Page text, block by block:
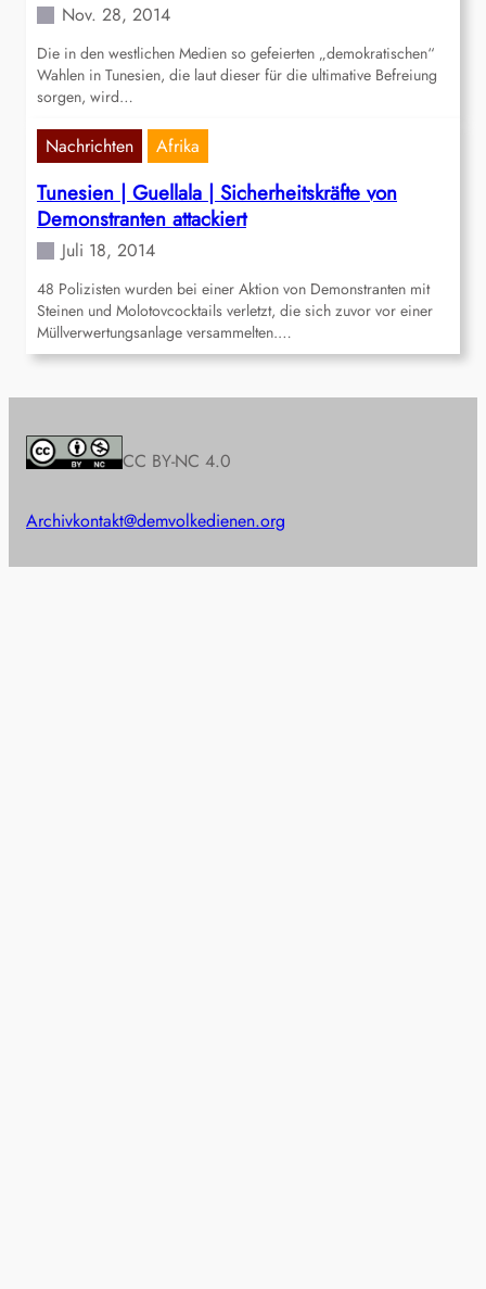
Nov. 28, 2014
Die in den westlichen Medien so gefeierten „demokratischen“
Wahlen in Tunesien, die laut dieser für die ultimative Befreiung
sorgen, wird…
Nachrichten Afrika
Tunesien | Guellala | Sicherheitskräfte von
Demonstranten attackiert
Juli 18, 2014
48 Polizisten wurden bei einer Aktion von Demonstranten mit
Steinen und Molotovcocktails verletzt, die sich zuvor vor einer
Müllverwertungsanlage versammelten.…
CC BY-NC 4.0
Archivkontakt@demvolkedienen.org